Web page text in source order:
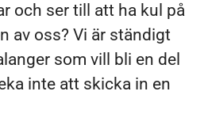
och ser till att ha kul på
av oss? Vi är ständigt
som vill bli en del
inte att skicka in en